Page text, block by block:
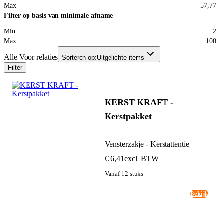
Max
57,77
Filter op basis van minimale afname
Min
2
Max
100
Alle Voor relaties Sorteren op:Uitgelichte items
Filter
KERST KRAFT -
Kerstpakket
Vensterzakje - Kerstattentie
€ 6,41excl. BTW
Vanaf 12 stuks
Bekijk